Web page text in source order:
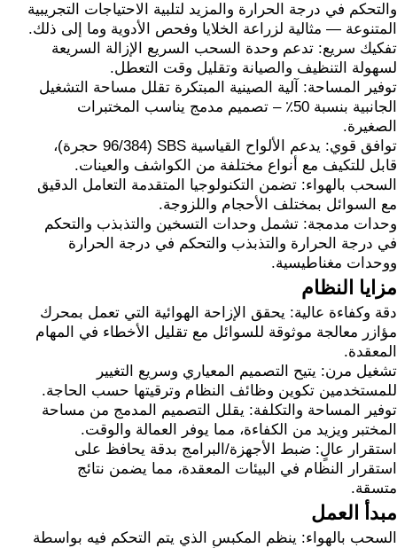
والتحكم في درجة الحرارة والمزيد لتلبية الاحتياجات التجريبية
المتنوعة — مثالية لزراعة الخلايا وفحص الأدوية وما إلى ذلك.
تفكيك سريع: تدعم وحدة السحب السريع الإزالة السريعة
لسهولة التنظيف والصيانة وتقليل وقت التعطل.
توفير المساحة: آلية الصينية المبتكرة تقلل مساحة التشغيل
الجانبية بنسبة 50٪ – تصميم مدمج يناسب المختبرات
الصغيرة.
توافق قوي: يدعم الألواح القياسية SBS (96/384 حجرة)،
قابل للتكيف مع أنواع مختلفة من الكواشف والعينات.
السحب بالهواء: تضمن التكنولوجيا المتقدمة التعامل الدقيق
مع السوائل بمختلف الأحجام واللزوجة.
وحدات مدمجة: تشمل وحدات التسخين والتذبذب والتحكم
في درجة الحرارة والتذبذب والتحكم في درجة الحرارة
ووحدات مغناطيسية.
مزايا النظام
دقة وكفاءة عالية: يحقق الإزاحة الهوائية التي تعمل بمحرك
مؤازر معالجة موثوقة للسوائل مع تقليل الأخطاء في المهام
المعقدة.
تشغيل مرن: يتيح التصميم المعياري وسريع التغيير
للمستخدمين تكوين وظائف النظام وترقيتها حسب الحاجة.
توفير المساحة والتكلفة: يقلل التصميم المدمج من مساحة
المختبر ويزيد من الكفاءة، مما يوفر العمالة والوقت.
استقرار عالٍ: ضبط الأجهزة/البرامج بدقة يحافظ على
استقرار النظام في البيئات المعقدة، مما يضمن نتائج
متسقة.
مبدأ العمل
السحب بالهواء: ينظم المكبس الذي يتم التحكم فيه بواسطة